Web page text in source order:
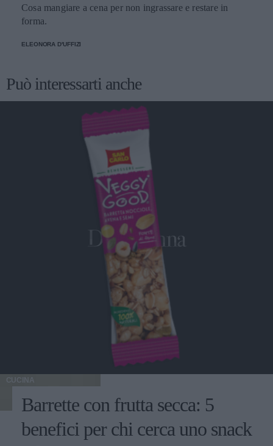
Cosa mangiare a cena per non ingrassare e restare in
forma.
ELEONORA D'UFFIZI
Può interessarti anche
CUCINA
Barrette con frutta secca: 5
benefici per chi cerca uno snack